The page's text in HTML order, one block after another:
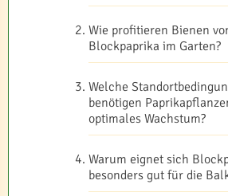
Wie profitieren Bienen
Blockpaprika im Garten?
Welche
benötigen
optimales Wachstum?
Warum eignet sich
besonders gut für die